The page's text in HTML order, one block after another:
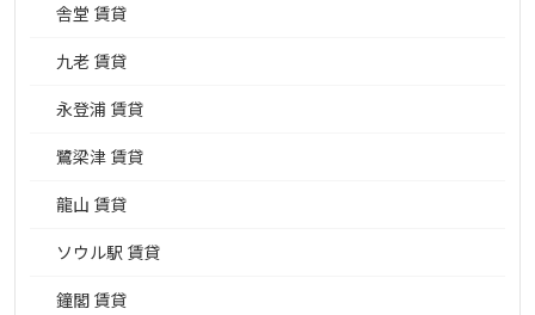
舎堂 賃貸
九老 賃貸
永登浦 賃貸
鷺梁津 賃貸
龍山 賃貸
ソウル駅 賃貸
鐘閣 賃貸